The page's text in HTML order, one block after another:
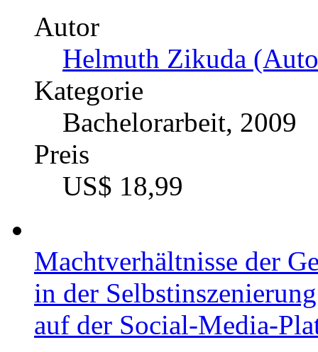
Autor
Helmuth Zikuda
Kategorie
Bachelorarbeit, 2009
Preis
US$ 18,99
Machtverhältnisse der
in der
auf der Social-Media-